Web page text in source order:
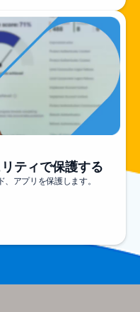
ティで保護する
アプリを保護します。